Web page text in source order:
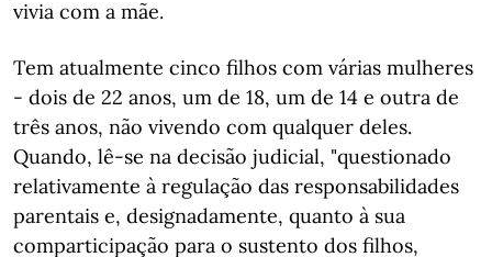
vivia com a mãe.
Tem atualmente cinco filhos com várias mulheres
- dois de 22 anos, um de 18, um de 14 e outra de
três anos, não vivendo com qualquer deles.
Quando, lê-se na decisão judicial, "questionado
relativamente à regulação das responsabilidades
parentais e, designadamente, quanto à sua
comparticipação para o sustento dos filhos,